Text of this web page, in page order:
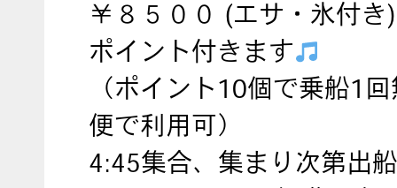
￥８５００ (エサ・氷付き
ポイント付きます
（ポイント10個で乗船1
便で利用可）
4:45集合、集まり次第出船